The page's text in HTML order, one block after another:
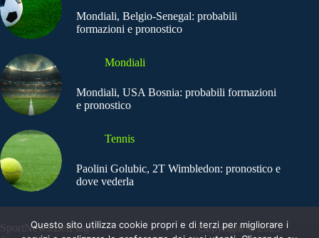
Mondiali, Belgio-Senegal: probabili
formazioni e pronostico
Mondiali
Mondiali, USA Bosnia: probabili formazioni
e pronostico
Tennis
Paolini Golubic, 2T Wimbledon: pronostico e
dove vederla
SportNews.BetFlag -
Copyright © 2025
Questo sito utilizza cookie propri e di terzi per migliorare i